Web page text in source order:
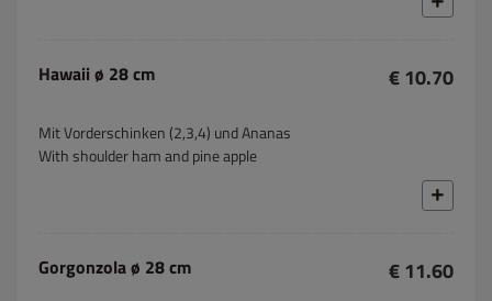
Hawaii ø 28 cm € 10.70
Mit Vorderschinken (2,3,4) und Ananas
With shoulder ham and pine apple
Gorgonzola ø 28 cm € 11.60